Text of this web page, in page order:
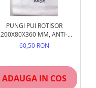
PUNGI PUI ROTISOR
200X80X360 MM, ANTI-
GRĂSIME (GREASEPROOF),
60,50 RON
ADAUGA IN COS